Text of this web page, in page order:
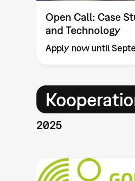
Open Call: Case
and Technology
Apply now until
2025